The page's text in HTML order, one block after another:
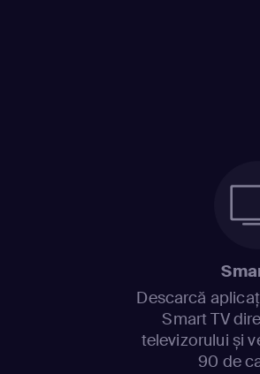
Descarcă
Smart TV
televizorului și
90 de